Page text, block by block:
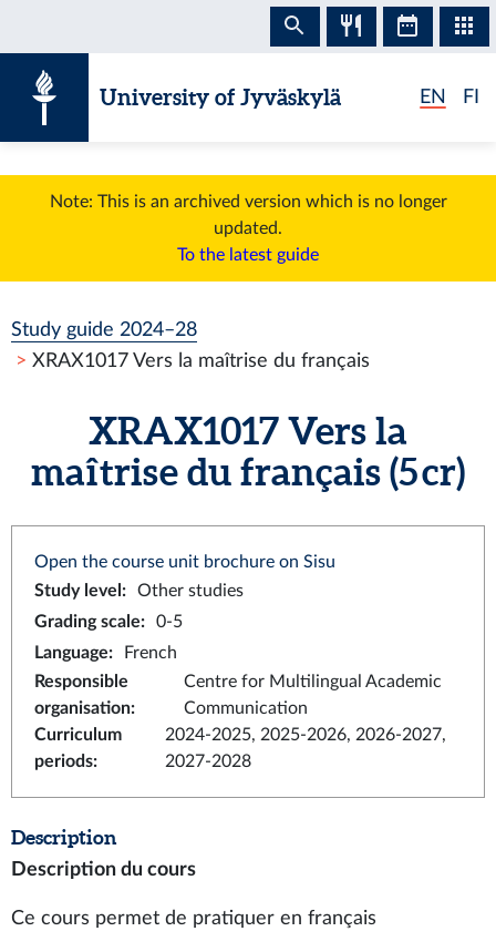
University of Jyväskylä EN FI
Note: This is an archived version which is no longer
updated.
To the latest guide
Study guide 2024–28
XRAX1017 Vers la maîtrise du français
XRAX1017 Vers la
maîtrise du français (5 cr)
Open the course unit brochure on Sisu
Study level :
Other studies
Grading scale:
0-5
Language:
French
Responsible
organisation:
Centre for Multilingual Academic
Communication
Curriculum
periods:
2024-2025, 2025-2026, 2026-2027,
2027-2028
Description
Description du cours
Ce cours permet de pratiquer en français